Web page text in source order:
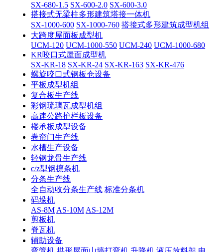
SX-680-1.5 SX-600-2.0 SX-600-3.0
搭接式无梁柱多形建筑塔接一体机
SX-1000-600 SX-1000-760 搭接式多形建筑成型机组
大跨度屋面板成型机
UCM-120 UCM-1000-550 UCM-240 UCM-1000-680
KR咬口式屋面成型机
SX-KR-18 SX-KR-24 SX-KR-163 SX-KR-476
螺旋咬口式钢板仓设备
平板成型机组
复合板生产线
彩钢琉璃瓦成型机组
高速公路护栏板设备
楼承板成型设备
卷帘门生产线
水槽生产设备
轻钢龙骨生产线
c/z型钢檩条机
分条生产线
全自动收分条生产线 标准分条机
码垛机
AS-8MAS-10MAS-12M
剪板机
脊瓦机
辅助设备